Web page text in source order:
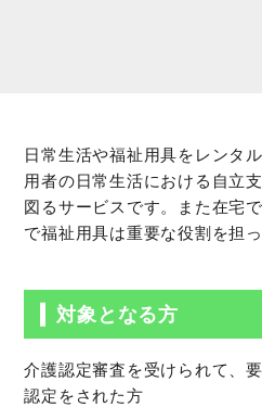
日常生活や福祉用具をレンタ
用者の日常生活における自立
図るサービスです。また在宅
で福祉用具は重要な役割を担っ
対象となる方
介護認定審査を受けられて、
認定をされた方